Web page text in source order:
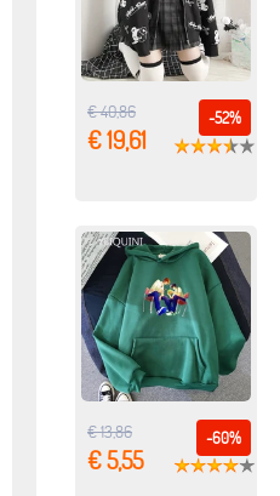
-52%
€ 40,86
€ 19,61
-60%
€ 13,86
€ 5,55